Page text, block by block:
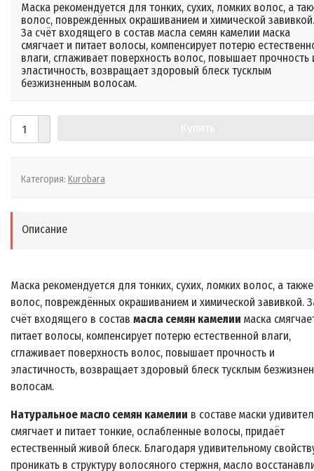
Маска рекомендуется для тонких, сухих, ломких волос, а
волос, повреждённых окрашиванием и химической завивкой.
За счёт входящего в состав масла семян камелии маска
смягчает и питает волосы, компенсирует потерю
влаги, сглаживает поверхность волос, повышает прочность
эластичность, возвращает здоровый блеск тусклым
безжизненным волосам.
Категория: Kurobara
Описание
Маска рекомендуется для тонких, сухих, ломких волос, а также
волос, повреждённых окрашиванием и химической завивкой.
счёт входящего в состав масла семян камелии маска
питает волосы, компенсирует потерю естественной влаги,
сглаживает поверхность волос, повышает прочность и
эластичность, возвращает здоровый блеск тусклым
волосам.
Натуральное масло семян камелии в составе маски
смягчает и питает тонкие, ослабленные волосы, придаёт
естественный живой блеск. Благодаря удивительному
проникать в структуру волосяного стержня, масло